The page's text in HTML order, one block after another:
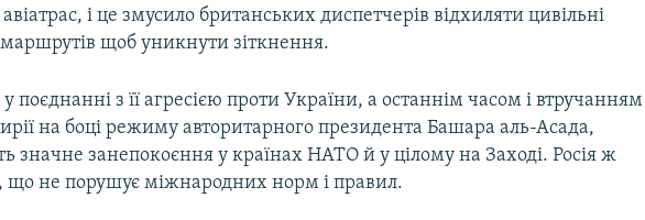
і це змусило британських диспетчерів відхиляти цивільні
щоб уникнути зіткнення.
у поєднанні з її агресією проти України, а останнім часом і втручанням
на боці режиму авторитарного президента Башара аль-Асада,
значне занепокоєння у країнах НАТО й у цілому на Заході. Росія ж
що не порушує міжнародних норм і правил.